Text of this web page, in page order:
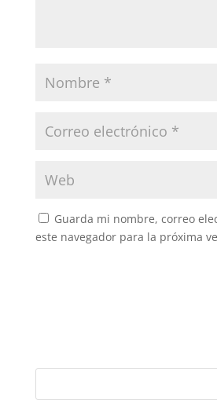
Guarda mi nombre, correo
este navegador para la próxima